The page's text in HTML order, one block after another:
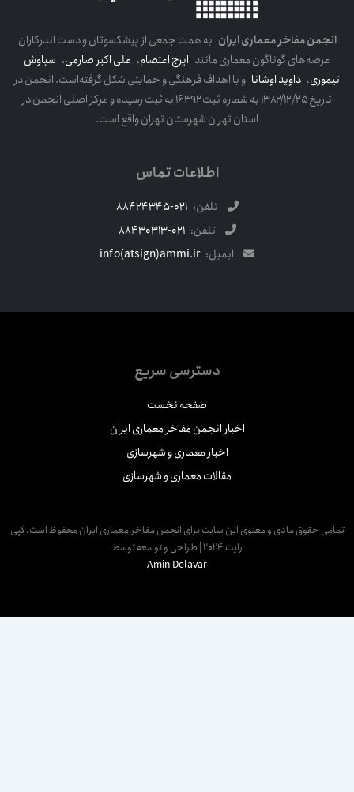
انجمن مفاخر معماری ایرانبه همت جمعی از پیشکسوتان و دست اندرکاران
عرصه‌های گوناگون معماری مانندایرج اعتصام،علی اکبر صارمی،سیاوش
تیموری،داوید اوشاناو با اهداف فرهنگی و حمایتی شکل گرفته‌است. انجمن در
تاریخ ۱۳۸۲/۱۲/۲۵ به شماره ثبت ۱۶۳۹۲ به ثبت رسیده و مرکز اصلی انجمن در
استان تهران شهرستان تهران واقع است.
اطلاعات تماس
تلفن: 021-88424345
تلفن: 021-88430313
ایمیل: info(atsign)ammi.ir
دسترسی سریع
صفحه نخست
اخبار انجمن مفاخر معماری ایران
اخبار معماری و شهرسازی
مقالات معماری و شهرسازی
حقوق مادی و معنوی این سایت برای انجمن مفاخر معماری ایران محفوظ است. کپی
رایت 2024 | طراحی و توسعه توسط
Amin Delavar